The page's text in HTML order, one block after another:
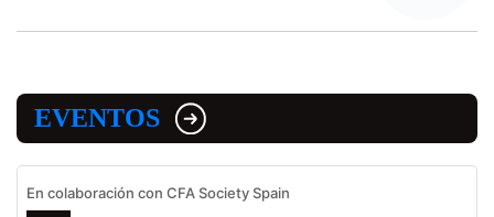
EVENTOS
En colaboración con CFA Society Spain